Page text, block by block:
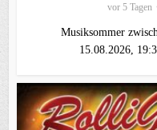
vor 5 Tagen
Musiksommer
15.08.2026,